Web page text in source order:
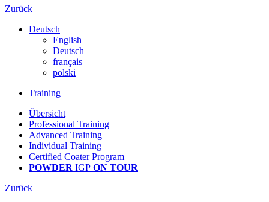
Zurück
Deutsch
English
Deutsch
français
polski
Training
Übersicht
Professional Training
Advanced Training
Individual Training
Certified Coater Program
POWDER IGP ON TOUR
Zurück